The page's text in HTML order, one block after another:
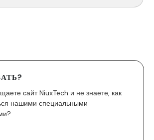
сайт NiuxTech и не знаете, как
нашими специальными